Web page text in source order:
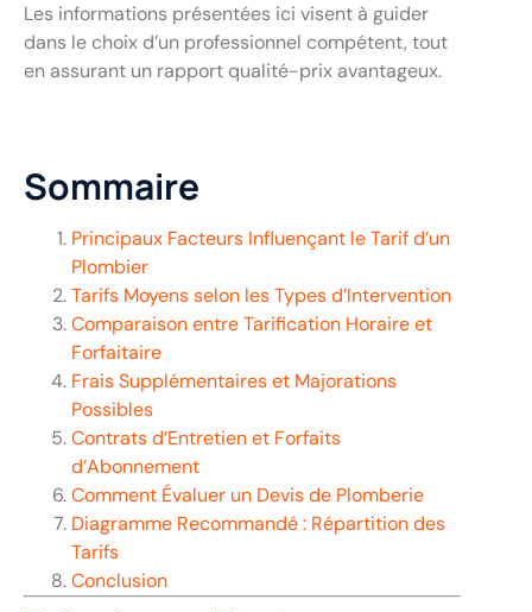
Les informations présentées ici visent à guider
dans le choix d’un professionnel compétent, tout
en assurant un rapport qualité-prix avantageux.
Sommaire
Principaux Facteurs Influençant le Tarif d’un
Plombier
Tarifs Moyens selon les Types d’Intervention
Comparaison entre Tarification Horaire et
Forfaitaire
Frais Supplémentaires et Majorations
Possibles
Contrats d’Entretien et Forfaits
d’Abonnement
Comment Évaluer un Devis de Plomberie
Diagramme Recommandé : Répartition des
Tarifs
Conclusion